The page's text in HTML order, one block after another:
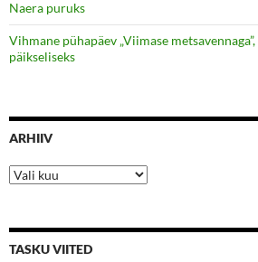
Naera puruks
Vihmane pühapäev „Viimase
päikseliseks
ARHIIV
Arhiiv
TASKU VIITED